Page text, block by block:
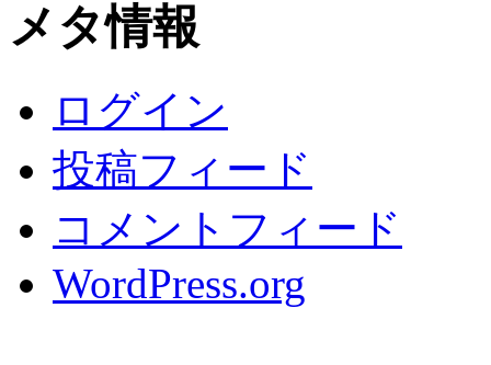
メタ情報
ログイン
投稿フィード
コメントフィード
WordPress.org